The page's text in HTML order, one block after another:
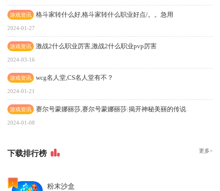
游戏资讯 格斗家转什么好,格斗家转什么职业好点/。。急用
2024-01-27
游戏资讯 激战2什么职业厉害,激战2什么职业pvp厉害
2024-03-16
游戏资讯 wcg名人堂,CS名人堂有不？
2024-01-21
游戏资讯 赛尔号蒙娜丽莎,赛尔号蒙娜丽莎:揭开神秘美丽的传说
2024-01-08
下载排行榜 更多>
1 粉末沙盒